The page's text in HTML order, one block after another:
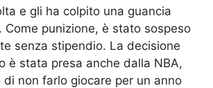
e gli ha colpito una guancia
Come punizione, è stato sospeso
senza stipendio. La decisione
è stata presa anche dalla NBA,
di non farlo giocare per un anno